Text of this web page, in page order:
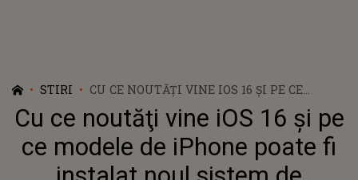
STIRI
CU CE NOUTĂŢI VINE IOS 16 ŞI PE CE
MODELE DE IPHONE POATE FI INSTALAT
NOUL SISTEM DE OPERARE
Cu ce noutăţi vine iOS 16 şi pe
ce modele de iPhone poate fi